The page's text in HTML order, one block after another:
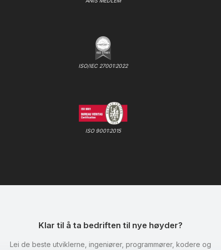
ISO/IEC 27001:2022
ISO 9001:2015
Klar til å ta bedriften til nye høyder?
Lei de beste utviklerne, ingeniører, programmører, kodere og